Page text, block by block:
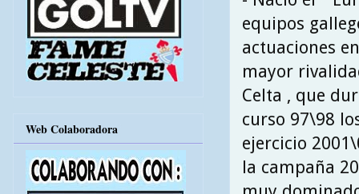
equipos
actuaciones
mayor
Celta , que
curso 97\98
ejercicio
la campaña
Web Colaboradora